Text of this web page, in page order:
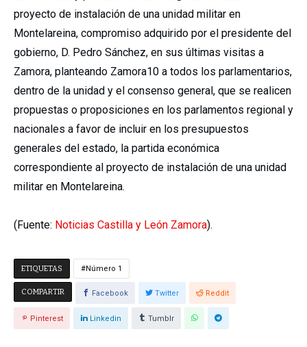
proyecto de instalación de una unidad militar en
Montelareina, compromiso adquirido por el presidente del
gobierno, D. Pedro Sánchez, en sus últimas visitas a
Zamora, planteando Zamora10 a todos los parlamentarios,
dentro de la unidad y el consenso general, que se realicen
propuestas o proposiciones en los parlamentos regional y
nacionales a favor de incluir en los presupuestos
generales del estado, la partida económica
correspondiente al proyecto de instalación de una unidad
militar en Montelareina.
(Fuente: Noticias Castilla y León Zamora).
ETIQUETAS Número 1
COMPARTIR Facebook Twitter Reddit
Pinterest Linkedin Tumblr